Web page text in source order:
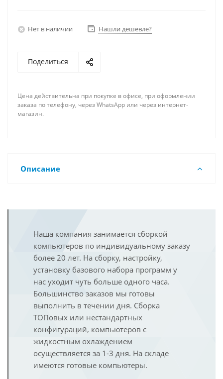
Нет в наличии Нашли дешевле?
Поделиться
Цена действительна при покупке в офисе, при оформлении
заказа по телефону, через WhatsApp или через интернет-
магазин.
Описание
Наша компания занимается сборкой
компьютеров по индивидуальному заказу
более 20 лет. На сборку, настройку,
установку базового набора программ у
нас уходит чуть больше одного часа.
Большинство заказов мы готовы
выполнить в течении дня. Сборка
ТОПовых или нестандартных
конфигураций, компьютеров с
жидкостным охлаждением
осуществляется за 1-3 дня. На складе
имеются готовые компьютеры.